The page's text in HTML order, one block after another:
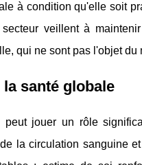
à condition qu'elle soit
veillent à
qui ne sont pas l'objet du
santé globale
jouer un rôle
la circulation sanguine